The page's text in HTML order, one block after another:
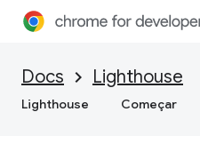
Docs Lighthouse
Lighthouse Começar